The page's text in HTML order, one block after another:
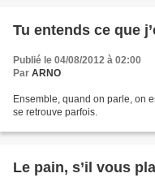
Tu entends ce que
Publié le 04/08/2012 à 02:00
Par ARNO
Ensemble, quand on parle, on
se retrouve parfois.
Le pain, s’il vous